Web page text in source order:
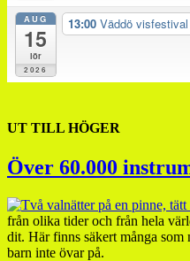
AUG
15
lör
2026
13:00 Väddö
UT TILL HÖGER
Över 60.000
från olika tider och från hela
dit. Här finns säkert många som
barn inte övar på.